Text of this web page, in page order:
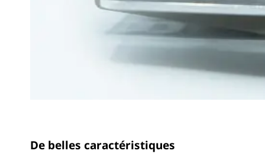
De belles caractéristiques